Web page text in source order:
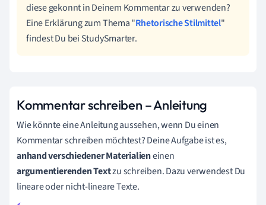
diese gekonnt in Deinem Kommentar zu verwenden?
Eine Erklärung zum Thema "Rhetorische Stilmittel"
findest Du bei StudySmarter.
Kommentar schreiben – Anleitung
Wie könnte eine Anleitung aussehen, wenn Du einen
Kommentar schreiben möchtest? Deine Aufgabe ist es,
anhand verschiedener Materialieneinen
argumentierenden Textzu schreiben. Dazu verwendest Du
lineare oder nicht-lineare Texte.